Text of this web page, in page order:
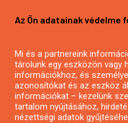
Mezőgazdasági
Pályázatírás civil
Pályázatírás
Pályázatfigyelés
Specifikus
Az Ön adatainak védelme
Mi és a partnereink
tárolunk egy eszközön
információkhoz, és
azonosítókat és az eszköz
információkat – kezelünk
tartalom nyújtásához,
nézettségi adatok